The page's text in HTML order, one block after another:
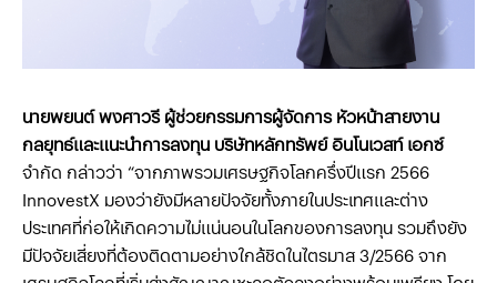
นายพยนต์ พงศาวรี ผู้ช่วยกรรมการผู้จัดการ หัวหน้าสายงาน
กลยุทธ์และแนะนำการลงทุน บริษัทหลักทรัพย์ อินโนเวสท์ เอกซ์
จำกัด กล่าวว่า “จากภาพรวมเศรษฐกิจโลกครึ่งปีแรก 2566
InnovestX มองว่ายังมีหลายปัจจัยทั้งภายในประเทศและต่าง
ประเทศที่ก่อให้เกิดความไม่แน่นอนในโลกของการลงทุน รวมถึงยัง
มีปัจจัยเสี่ยงที่ต้องติดตามอย่างใกล้ชิดในไตรมาส 3/2566 จาก